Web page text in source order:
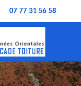
07 77 31 56 58